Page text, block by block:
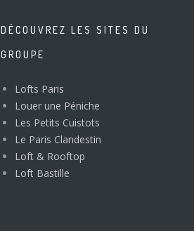
DÉCOUVREZ LES SITES DU
GROUPE
Lofts Paris
Louer une Péniche
Les Petits Cuistots
Le Paris Clandestin
Loft & Rooftop
Loft Bastille